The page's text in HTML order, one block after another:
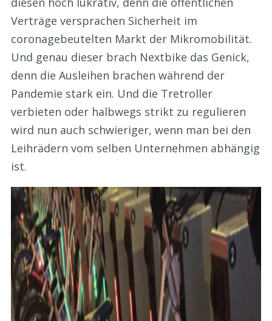
Verträge versprachen Sicherheit im
coronagebeutelten Markt der Mikromobilität.
Und genau dieser brach Nextbike das Genick,
denn die Ausleihen brachen während der
Pandemie stark ein. Und die Tretroller
verbieten oder halbwegs strikt zu regulieren
wird nun auch schwieriger, wenn man bei den
Leihrädern vom selben Unternehmen abhängig
ist.